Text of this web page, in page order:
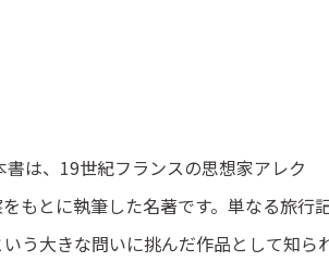
は、19世紀フランスの思想家アレク
もとに執筆した名著です。単なる旅行
う大きな問いに挑んだ作品として知ら